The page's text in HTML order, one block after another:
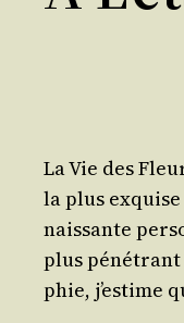
La Vie des
la plus
nais­sante
plus péné­trant
phie, j’estime